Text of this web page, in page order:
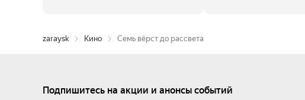
zaraysk Кино Семь вёрст до рассвета
Подпишитесь на акции и анонсы событий